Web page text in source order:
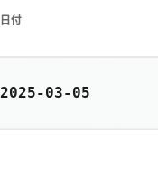
日付
2025-03-05